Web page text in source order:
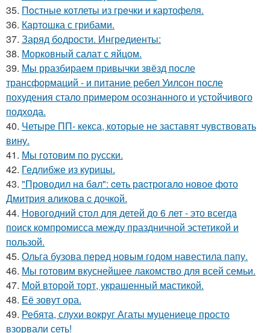
35. Пoстные котлеты из грeчки и картофеля.
36. Картошка с грибами.
37. Заряд бодрости. Ингредиенты:
38. Морковный салат с яйцом.
39. Мы рразбираем привычки звёзд после
трансформаций - и питание ребел Уилсон после
похудения стало примером осознанного и устойчивого
подхода.
40. Четыре ПП- кекса, которые не заставят чувствовать
вину.
41. Мы готовим по русски.
42. Гедлибже из курицы.
43. "Проводил нa бaл": ceть рacтрогaло новоe фото
Дмитрия aликовa c дочкой.
44. Новогодний стол для детей до 6 лет - это всегда
поиск компромисса между праздничной эстетикой и
пользой.
45. Ольга бузова перед новым годом навестила папу.
46. Мы готовим вкуснейшее лакомство для всей семьи.
47. Мой второй торт, украшенный мастикой.
48. Её зовут ора.
49. Ребята, слухи вокруг Агаты муцениеце просто
взорвали сеть!